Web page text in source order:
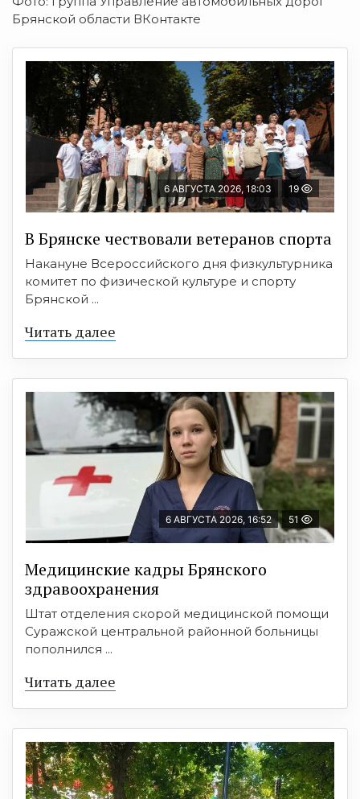
Брянской области ВКонтакте
6 АВГУСТА 2026, 18:03 19
В Брянске чествовали ветеранов спорта
Накануне Всероссийского дня физкультурника
комитет по физической культуре и спорту
Брянской ...
Читать далее
6 АВГУСТА 2026, 16:52 51
Медицинские кадры Брянского
здравоохранения
Штат отделения скорой медицинской помощи
Суражской центральной районной больницы
пополнился ...
Читать далее